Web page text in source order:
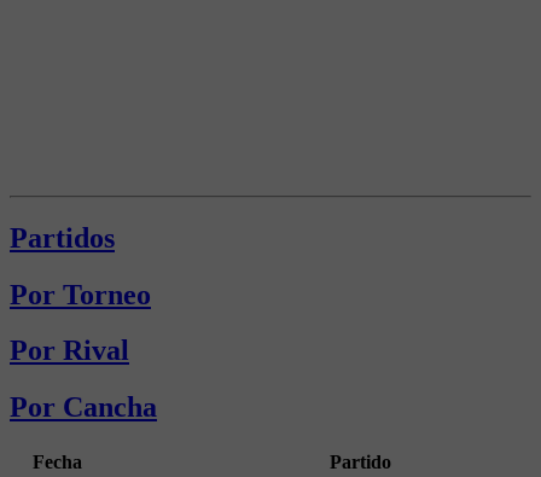
Partidos
Por Torneo
Por Rival
Por Cancha
Fecha Partido